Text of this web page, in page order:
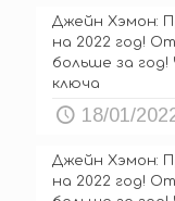
Джейн Хэмон:
на 2022 год!
больше за
ключа
18/01/
Джейн Хэмон:
на 2022 год!